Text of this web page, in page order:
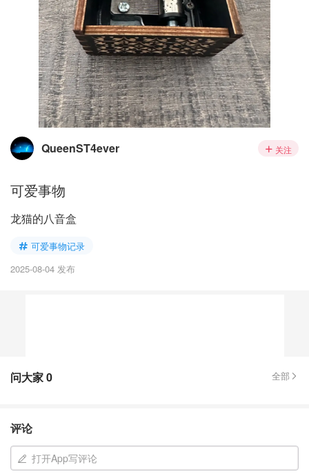
QueenST4ever 关注
可爱事物
龙猫的八音盒
可爱事物记录
2025-08-04 发布
问大家0 全部
评论
打开App写评论